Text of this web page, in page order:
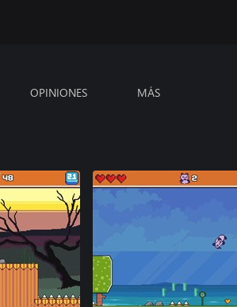
OPINIONES MÁS